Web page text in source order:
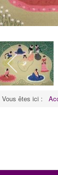
Vous êtes ici :